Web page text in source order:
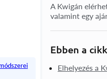
A Kwigán
valamint egy
Ebben a
Elhelyezés a